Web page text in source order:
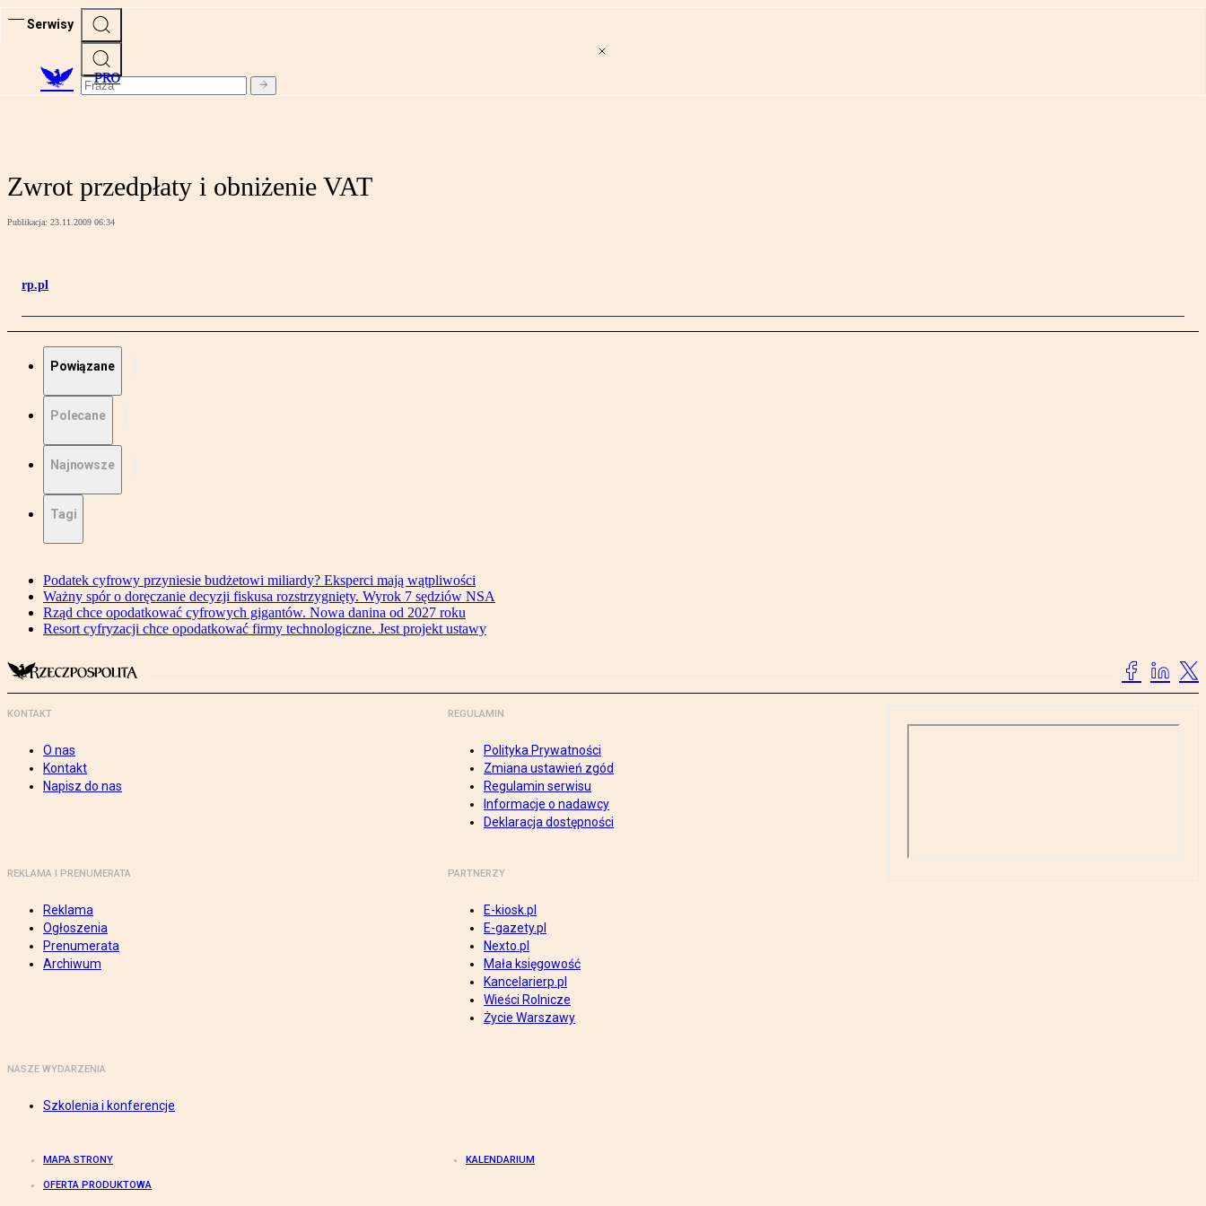
Serwisy
PRO
Zwrot przedpłaty i obniżenie VAT
Publikacja: 23.11.2009 06:34
rp.pl
Powiązane
Polecane
Najnowsze
Tagi
Podatek cyfrowy przyniesie budżetowi miliardy? Eksperci mają wątpliwości
Ważny spór o doręczanie decyzji fiskusa rozstrzygnięty. Wyrok 7 sędziów NSA
Rząd chce opodatkować cyfrowych gigantów. Nowa danina od 2027 roku
Resort cyfryzacji chce opodatkować firmy technologiczne. Jest projekt ustawy
KONTAKT
O nas
Kontakt
Napisz do nas
REGULAMIN
Polityka Prywatności
Zmiana ustawień zgód
Regulamin serwisu
Informacje o nadawcy
Deklaracja dostępności
REKLAMA I PRENUMERATA
Reklama
Ogłoszenia
Prenumerata
Archiwum
PARTNERZY
E-kiosk.pl
E-gazety.pl
Nexto.pl
Mała księgowość
Kancelarierp.pl
Wieści Rolnicze
Życie Warszawy
NASZE WYDARZENIA
Szkolenia i konferencje
MAPA STRONY KALENDARIUM
OFERTA PRODUKTOWA